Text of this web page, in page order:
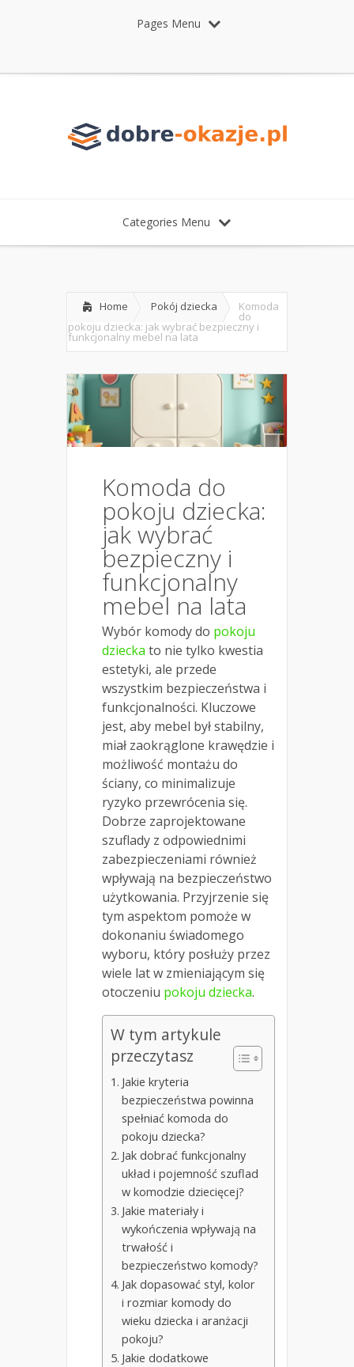
Pages Menu
Categories Menu
Home Pokój dziecka Komoda
do
pokoju dziecka: jak wybrać bezpieczny i
funkcjonalny mebel na lata
Komoda do
pokoju dziecka:
jak wybrać
bezpieczny i
funkcjonalny
mebel na lata
Wybór komody do pokoju
dziecka to nie tylko kwestia
estetyki, ale przede
wszystkim bezpieczeństwa i
funkcjonalności. Kluczowe
jest, aby mebel był stabilny,
miał zaokrąglone krawędzie i
możliwość montażu do
ściany, co minimalizuje
ryzyko przewrócenia się.
Dobrze zaprojektowane
szuflady z odpowiednimi
zabezpieczeniami również
wpływają na bezpieczeństwo
użytkowania. Przyjrzenie się
tym aspektom pomoże w
dokonaniu świadomego
wyboru, który posłuży przez
wiele lat w zmieniającym się
otoczeniu pokoju dziecka.
W tym artykule
przeczytasz
Jakie kryteria
bezpieczeństwa powinna
spełniać komoda do
pokoju dziecka?
Jak dobrać funkcjonalny
układ i pojemność szuflad
w komodzie dziecięcej?
Jakie materiały i
wykończenia wpływają na
trwałość i
bezpieczeństwo komody?
Jak dopasować styl, kolor
i rozmiar komody do
wieku dziecka i aranżacji
pokoju?
Jakie dodatkowe